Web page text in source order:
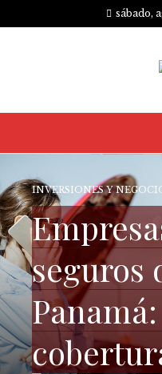
sábado,
INVERSIONES Y
seguros